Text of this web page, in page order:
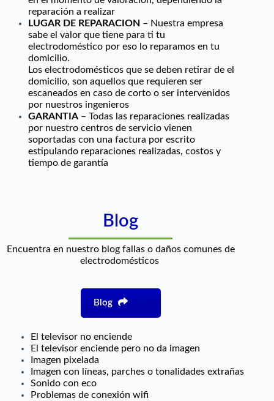
reparación a realizar
LUGAR DE REPARACION – Nuestra empresa
sabe el valor que tiene para ti tu
electrodoméstico por eso lo reparamos en tu
domicilio.
Los electrodomésticos que se deben retirar de el
domicilio, son aquellos que requieren ser
escaneados en caso de corto o ser intervenidos
por nuestros ingenieros
GARANTIA – Todas las reparaciones realizadas
por nuestro centros de servicio vienen
soportadas con una factura por escrito
estipulando reparaciones realizadas, costos y
tiempo de garantía
Blog
Encuentra en nuestro blog fallas o daños comunes de
electrodomésticos
Blog
El televisor no enciende
El televisor enciende pero no da imagen
Imagen pixelada
Imagen con líneas, parches o tonalidades extrañas
Sonido con eco
Problemas de conexión wifi